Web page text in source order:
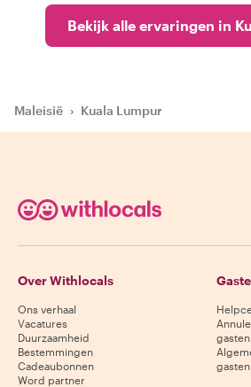
Bekijk alle ervaringen in
Maleisië › Kuala Lumpur
Over Withlocals
Ons verhaal
Vacatures
Duurzaamheid
Bestemmingen
Cadeaubonnen
Word partner
gasten
gasten